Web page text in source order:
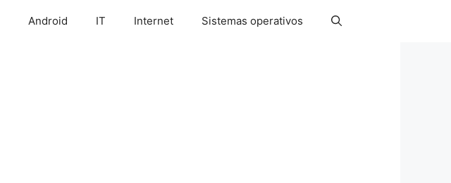
Android IT Internet Sistemas operativos